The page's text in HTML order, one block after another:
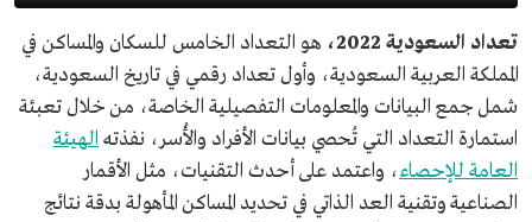
تعداد السعودية 2022،
هو التعداد الخامس للسكان والمساكن في
المملكة العربية السعودية، وأول تعداد رقمي في تاريخ السعودية،
شمل جمع البيانات والمعلومات التفصيلية الخاصة، من خلال تعبئة
استمارة التعداد التي تُحصي بيانات الأفراد والأُسر، نفذته الهيئة
العامة للإحصاء، واعتمد على أحدث التقنيات، مثل الأقمار
الصناعية وتقنية العد الذاتي في تحديد المساكن المأهولة بدقة نتائج